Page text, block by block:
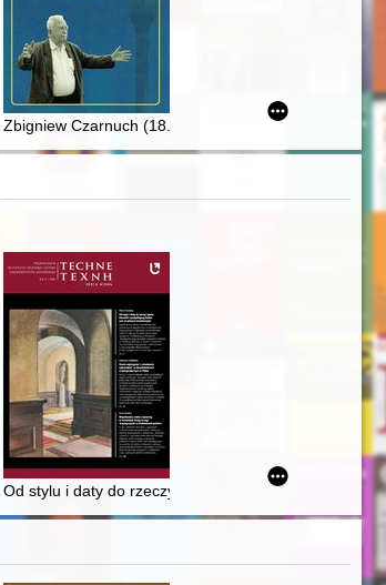
Kopernika w Siedlcach 1925-2025 :
Zbigniew Czarnuch (18.03.1930 - 22.09.2024) :
PRL
w świetle działań Polskiego Czerwonego Krzyża
Od stylu i daty do rzeczy i gestu : kierunki i